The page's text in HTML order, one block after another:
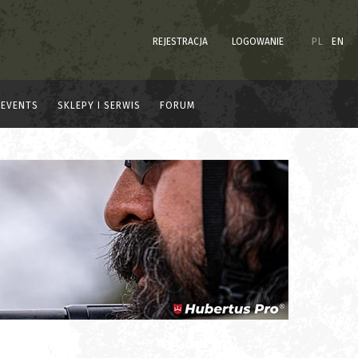
REJESTRACJA LOGOWANIE PL EN
EVENTS SKLEPY I SERWIS FORUM